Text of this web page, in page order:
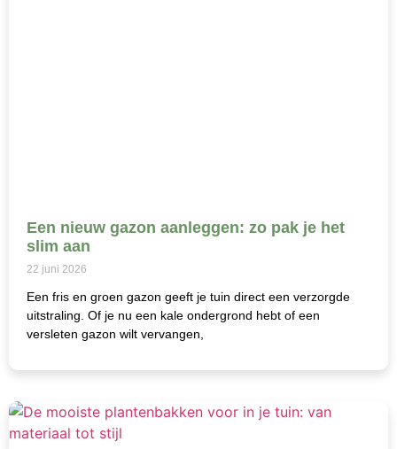
Een nieuw gazon aanleggen: zo pak je het
slim aan
22 juni 2026
Een fris en groen gazon geeft je tuin direct een verzorgde
uitstraling. Of je nu een kale ondergrond hebt of een
versleten gazon wilt vervangen,